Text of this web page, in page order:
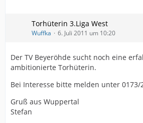
Torhüterin 3.Liga West
Wuffka 6. Juli 2011 um 10:20
Der TV Beyeröhde sucht noch eine
ambitionierte Torhüterin.
Bei Interesse bitte melden unter 0173/
Gruß aus Wuppertal
Stefan